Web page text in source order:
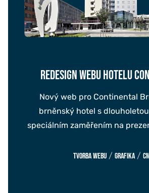
REDESIGN WEBU HOTELU
Nový web pro Continental
brněnský hotel s
speciálním zaměřením na
Tvorba webu / Grafika /